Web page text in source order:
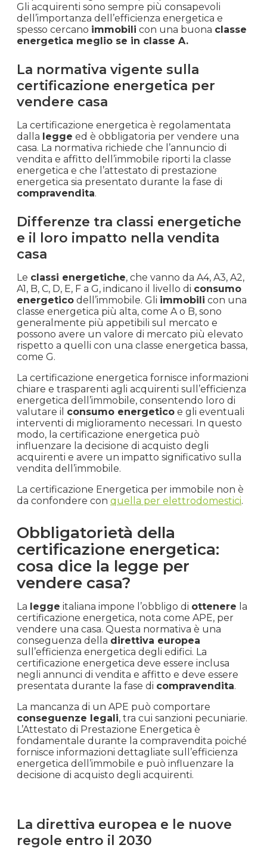
Gli acquirenti sono sempre più consapevoli
dell’importanza dell’efficienza energetica e
spesso cercano immobili con una buona classe
energetica meglio se in classe A.
La normativa vigente sulla
certificazione energetica per
vendere casa
La certificazione energetica è regolamentata
dalla legge ed è obbligatoria per vendere una
casa. La normativa richiede che l’annuncio di
vendita e affitto dell’immobile riporti la classe
energetica e che l’attestato di prestazione
energetica sia presentato durante la fase di
compravendita.
Differenze tra classi energetiche
e il loro impatto nella vendita
casa
Le classi energetiche, che vanno da A4, A3, A2,
A1, B, C, D, E, F a G, indicano il livello di consumo
energetico dell’immobile. Gli immobili con una
classe energetica più alta, come A o B, sono
generalmente più appetibili sul mercato e
possono avere un valore di mercato più elevato
rispetto a quelli con una classe energetica bassa,
come G.
La certificazione energetica fornisce informazioni
chiare e trasparenti agli acquirenti sull’efficienza
energetica dell’immobile, consentendo loro di
valutare il consumo energetico e gli eventuali
interventi di miglioramento necessari. In questo
modo, la certificazione energetica può
influenzare la decisione di acquisto degli
acquirenti e avere un impatto significativo sulla
vendita dell’immobile.
La certificazione Energetica per immobile non è
da confondere con quella per elettrodomestici.
Obbligatorietà della
certificazione energetica:
cosa dice la legge per
vendere casa?
La legge italiana impone l’obbligo di ottenere la
certificazione energetica, nota come APE, per
vendere una casa. Questa normativa è una
conseguenza della direttiva europea
sull’efficienza energetica degli edifici. La
certificazione energetica deve essere inclusa
negli annunci di vendita e affitto e deve essere
presentata durante la fase di compravendita.
La mancanza di un APE può comportare
conseguenze legali, tra cui sanzioni pecuniarie.
L’Attestato di Prestazione Energetica è
fondamentale durante la compravendita poiché
fornisce informazioni dettagliate sull’efficienza
energetica dell’immobile e può influenzare la
decisione di acquisto degli acquirenti.